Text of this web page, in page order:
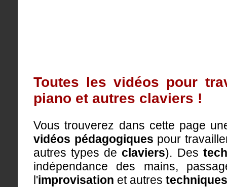
Toutes les vidéos pour
piano et autres claviers !
Vous trouverez dans cette page
vidéos pédagogiques pour
autres types de claviers). Des
indépendance des mains,
l'improvisation et autres